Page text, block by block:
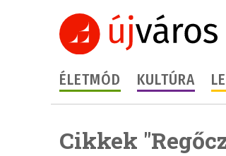
ÉLETMÓD KULTÚRA
Cikkek